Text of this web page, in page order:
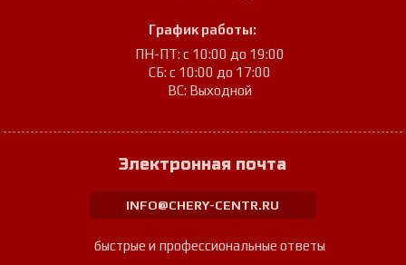
График работы:
ПН-ПТ: с 10:00 до 19:00
СБ: с 10:00 до 17:00
ВС: Выходной
Электронная почта
INFO@CHERY-CENTR.RU
быстрые и профессиональные ответы